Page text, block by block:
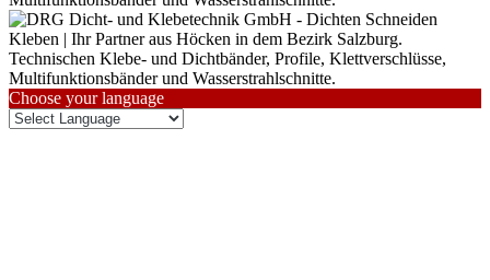
Choose your language